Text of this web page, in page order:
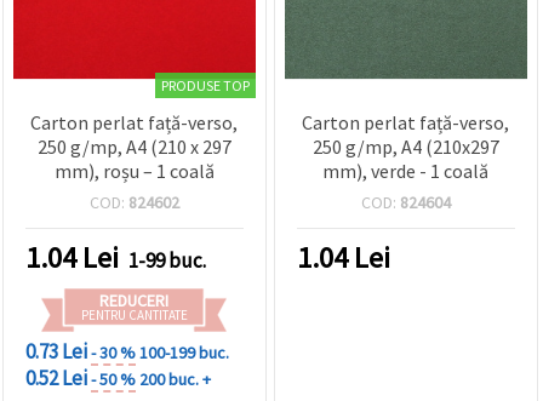
PRODUSE TOP
Carton perlat față-verso,
250 g/mp, A4 (210 x 297
mm), roșu – 1 coală
COD: 824602
1.04Lei 1-99 buc.
REDUCERI
PENTRU CANTITATE
0.73 Lei- 30 %100-199 buc.
0.52 Lei- 50 % 200 buc. +
Carton perlat față-verso,
250 g/mp, A4 (210x297
mm), verde - 1 coală
COD: 824604
1.04Lei